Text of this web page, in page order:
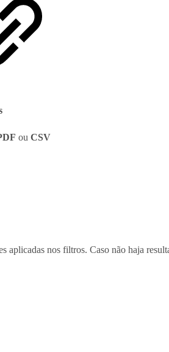
ou CSV
aplicadas nos filtros. Caso não haja